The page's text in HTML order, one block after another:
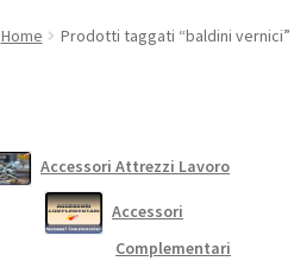
Home Prodotti taggati “baldini vernici”
Accessori Attrezzi Lavoro
Accessori
Complementari